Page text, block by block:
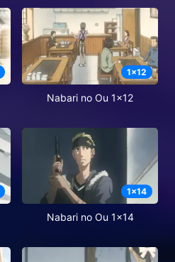
1x12
Nabari no Ou 1x12
1x14
Nabari no Ou 1x14